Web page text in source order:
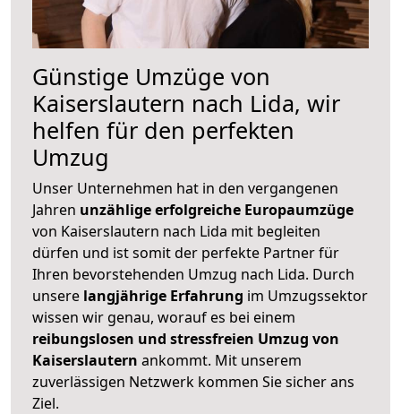
Günstige Umzüge von
Kaiserslautern nach Lida, wir
helfen für den perfekten
Umzug
Unser Unternehmen hat in den vergangenen
Jahren unzählige erfolgreiche Europaumzüge
von Kaiserslautern nach Lida mit begleiten
dürfen und ist somit der perfekte Partner für
Ihren bevorstehenden Umzug nach Lida. Durch
unsere langjährige Erfahrung im Umzugssektor
wissen wir genau, worauf es bei einem
reibungslosen und stressfreien Umzug von
Kaiserslautern ankommt. Mit unserem
zuverlässigen Netzwerk kommen Sie sicher ans
Ziel.